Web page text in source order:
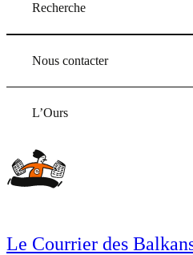
Recherche
Nous contacter
L’Ours
Le Courrier des